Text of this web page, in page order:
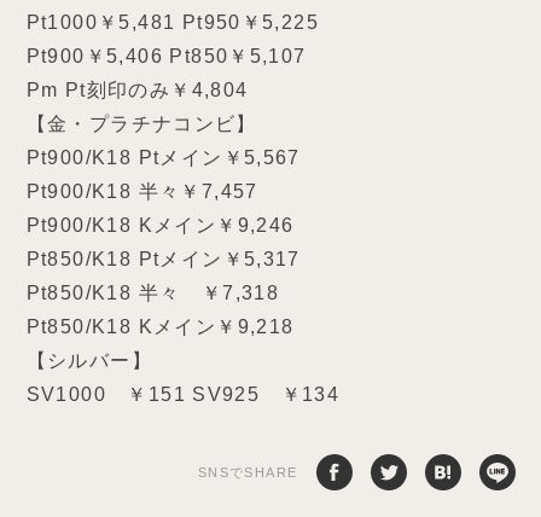
Pt1000￥5,481 Pt950￥5,225
Pt900￥5,406 Pt850￥5,107
Pm Pt刻印のみ￥4,804
【金・プラチナコンビ】
Pt900/K18 Ptメイン￥5,567
Pt900/K18 半々￥7,457
Pt900/K18 Kメイン￥9,246
Pt850/K18 Ptメイン￥5,317
Pt850/K18 半々 ￥7,318
Pt850/K18 Kメイン￥9,218
【シルバー】
SV1000 ￥151 SV925 ￥134
SNSでSHARE